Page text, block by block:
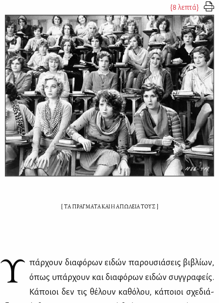
{8 λεπτά}
[ ΤΑ ΠΡΑΓΜΑΤΑ ΚΑΙ Η ΑΠΩΛΕΙΑ ΤΟΥΣ ]
Υ πάρ­χουν δια­φό­ρων ει­δών πα­ρου­σιά­σεις βι­βλί­ων,
όπως υπάρ­χουν και δια­φό­ρων ει­δών συγ­γρα­φείς.
Κά­ποιοι δεν τις θέ­λουν κα­θό­λου, κά­ποιοι σχε­διά­